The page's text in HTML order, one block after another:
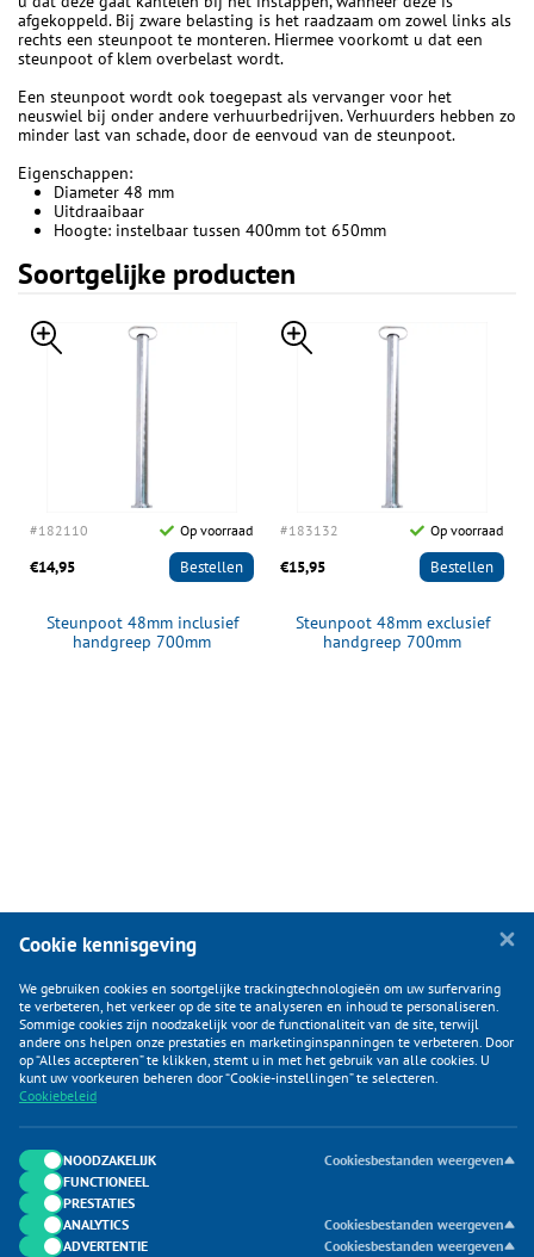
afgekoppeld. Bij zware belasting is het raadzaam om zowel links als
rechts een steunpoot te monteren. Hiermee voorkomt u dat een
steunpoot of klem overbelast wordt.
Een steunpoot wordt ook toegepast als vervanger voor het
neuswiel bij onder andere verhuurbedrijven. Verhuurders hebben zo
minder last van schade, door de eenvoud van de steunpoot.
Eigenschappen:
Diameter 48 mm
Uitdraaibaar
Hoogte: instelbaar tussen 400mm tot 650mm
Soortgelijke producten
#182110 Op voorraad
€14,95 Bestellen
Steunpoot 48mm inclusief
handgreep 700mm
#183132 Op voorraad
€15,95 Bestellen
Steunpoot 48mm exclusief
handgreep 700mm
KLANTENSERVICE
CATEGORIEËN
DUIJVELAAR E-COMMERCE
CONTACTEN
Cookie kennisgeving
We gebruiken cookies en soortgelijke trackingtechnologieën om uw surfervaring
te verbeteren, het verkeer op de site te analyseren en inhoud te personaliseren.
Sommige cookies zijn noodzakelijk voor de functionaliteit van de site, terwijl
andere ons helpen onze prestaties en marketinginspanningen te verbeteren. Door
op “Alles accepteren” te klikken, stemt u in met het gebruik van alle cookies. U
kunt uw voorkeuren beheren door “Cookie-instellingen” te selecteren.
Cookiebeleid
NOODZAKELIJK
Cookiesbestanden weergeven
FUNCTIONEEL
PRESTATIES
ANALYTICS
Cookiesbestanden weergeven
ADVERTENTIE
Cookiesbestanden weergeven